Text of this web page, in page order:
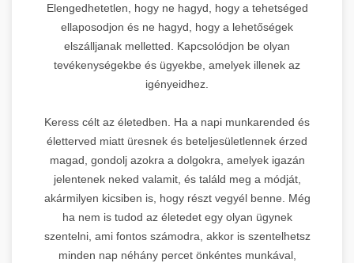
Elengedhetetlen, hogy ne hagyd, hogy a tehetséged
ellaposodjon és ne hagyd, hogy a lehetőségek
elszálljanak melletted. Kapcsolódjon be olyan
tevékenységekbe és ügyekbe, amelyek illenek az
igényeidhez.
Keress célt az életedben. Ha a napi munkarended és
életterved miatt üresnek és beteljesületlennek érzed
magad, gondolj azokra a dolgokra, amelyek igazán
jelentenek neked valamit, és találd meg a módját,
akármilyen kicsiben is, hogy részt vegyél benne. Még
ha nem is tudod az életedet egy olyan ügynek
szentelni, ami fontos számodra, akkor is szentelhetsz
minden nap néhány percet önkéntes munkával,